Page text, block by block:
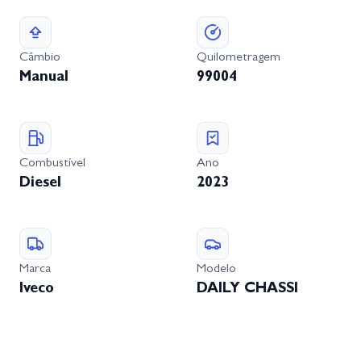
Câmbio
Manual
Quilometragem
99004
Combustível
Diesel
Ano
2023
Marca
Iveco
Modelo
DAILY CHASSI